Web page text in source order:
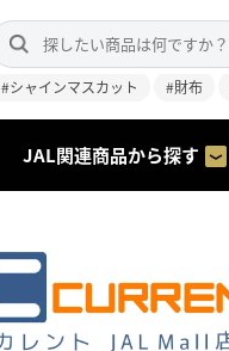
#シャインマスカット #財布
JAL関連商品から探す